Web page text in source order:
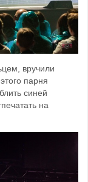
вручили
парня
синей
на